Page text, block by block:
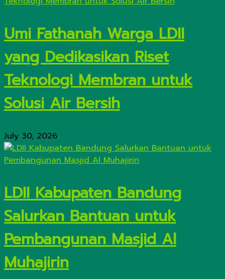
Umi Fathanah Warga LDII
yang Dedikasikan Riset
Teknologi Membran untuk
Solusi Air Bersih
July 30, 2026
LDII Kabupaten Bandung
Salurkan Bantuan untuk
Pembangunan Masjid Al
Muhajirin